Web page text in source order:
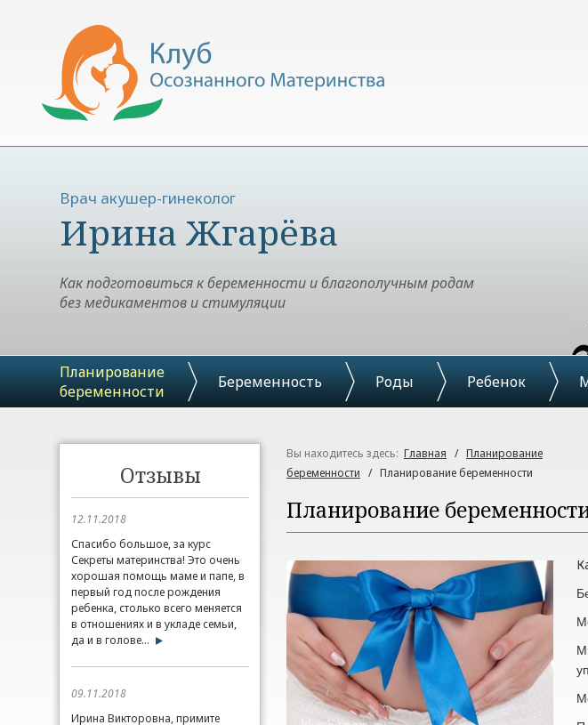
Врач акушер-гинеколог
Ирина Жгарёва
Как подготовиться к беременности и благополучным родам
без медикаментов и стимуляции
Планирование
беременности
Беременность Роды Ребенок
Отзывы
12.11.2018
Спасибо большое, за курс
Секреты материнства! Это очень
хорошая помощь маме и папе, в
первый год после рождения
ребенка, столько всего меняется
в отношениях и в укладе семьи,
да и в голове...
09.11.2018
Ирина Викторовна, примите
Вы находитесь здесь: Главная / Планирование
беременности / Планирование беременности
Планирование